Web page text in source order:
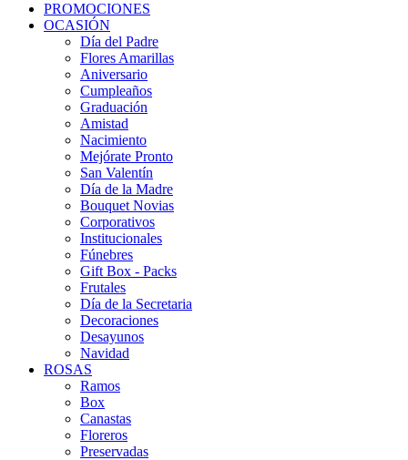
PROMOCIONES
OCASIÓN
Día del Padre
Flores Amarillas
Aniversario
Cumpleaños
Graduación
Amistad
Nacimiento
Mejórate Pronto
San Valentín
Día de la Madre
Bouquet Novias
Corporativos
Institucionales
Fúnebres
Gift Box - Packs
Frutales
Día de la Secretaria
Decoraciones
Desayunos
Navidad
ROSAS
Ramos
Box
Canastas
Floreros
Preservadas